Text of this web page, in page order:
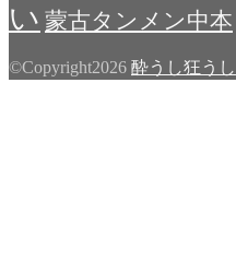
い 蒙古タンメン中本
©Copyright2026 酔うし狂うし